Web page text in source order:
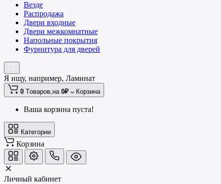
Везде
Распродажа
Двери входные
Двери межкомнатные
Напольные покрытия
Фурнитура для дверей
Я ищу, например, Ламинат
0 Tоваров,на 0₽ Корзина
Ваша корзина пуста!
Категории
Корзина
Личный кабинет